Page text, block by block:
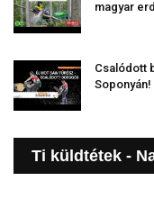
magyar
Csalódott
Soponyán!
Ti küldtétek -